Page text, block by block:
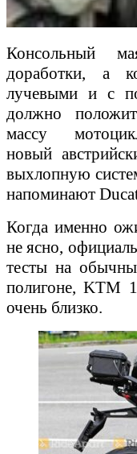
Консольный
доработки, а
лучевыми и с
должно
массу
новый
выхлопную
напоминают
Когда именно
не ясно,
тесты на
полигоне, KTM
очень близко.